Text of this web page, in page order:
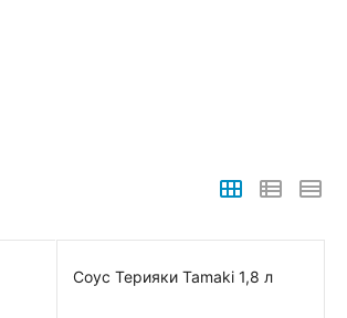
Соус Терияки Tamaki 1,8 л